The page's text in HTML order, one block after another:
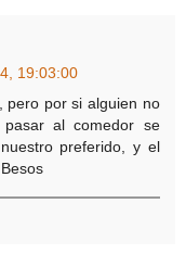
19:03:00
pero por si alguien no
al comedor se
preferido, y el